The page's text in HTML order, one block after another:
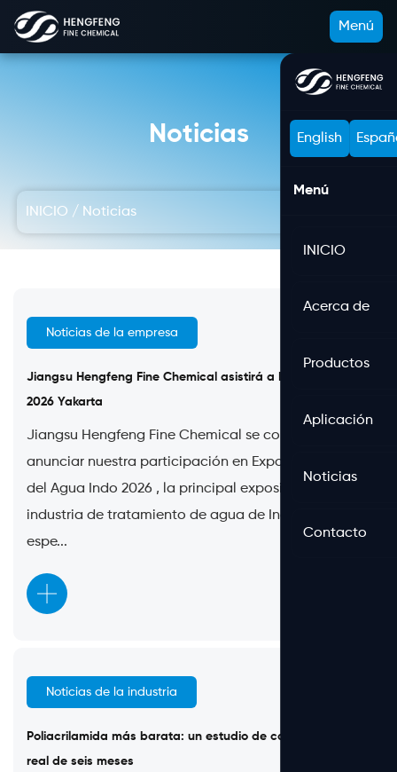
Menú
English
Menú
INICIO
Acerca de
Productos
Aplicación
Noticias
Contacto
Noticias
INICIO / Noticias
Noticias de la empresa
Jiangsu Hengfeng Fine Chemical asistirá a Indo Water
2026 Yakarta
Jiangsu Hengfeng Fine Chemical se complace en
anunciar nuestra participación en Exposición y Foro
del Agua Indo 2026 , la principal exposición de la
industria de tratamiento de agua de Indonesia. El
espe...
Noticias de la industria
Poliacrilamida más barata: un estudio de caso de costo
real de seis meses